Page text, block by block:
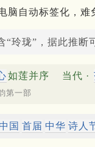
脑自动标签化，难
“玲珑”，据此推断
如莲并序 当代 ·
第一部
中国 首届 中华 诗人